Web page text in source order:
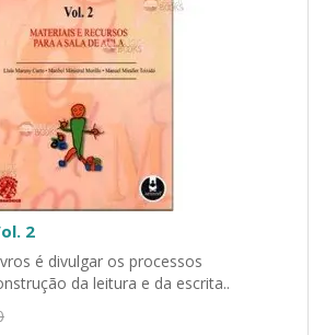
2
é divulgar os processos
da leitura e da escrita..